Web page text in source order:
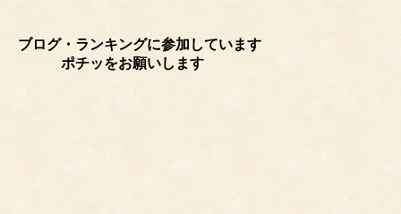
ブログ・ランキングに参加しています
ポチッをお願いします